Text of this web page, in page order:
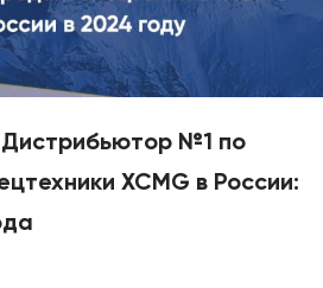
№1 по
XCMG в России: